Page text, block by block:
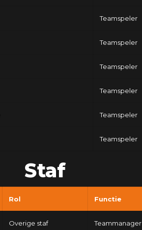
Teamspeler
Teamspeler
Teamspeler
Teamspeler
Teamspeler
Teamspeler
Staf
Rol Functie
Overige staf Teammanager